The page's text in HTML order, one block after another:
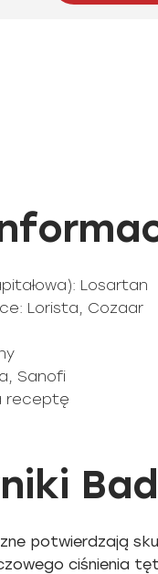
Losartan
Lorista, Cozaar
Sanofi
receptę
potwierdzają
ciśnienia